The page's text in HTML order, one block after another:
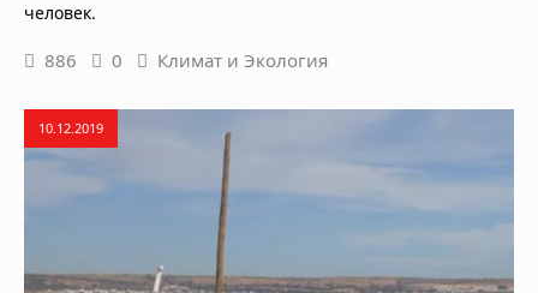
человек.
886 0 Климат и Экология
10.12.2019